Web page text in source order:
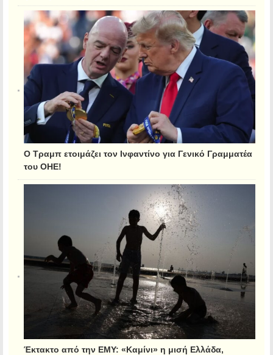
Ο Τραμπ ετοιμάζει τον Ινφαντίνο για Γενικό Γραμματέα
του ΟΗΕ!
Έκτακτο από την ΕΜΥ: «Καμίνι» η μισή Ελλάδα,